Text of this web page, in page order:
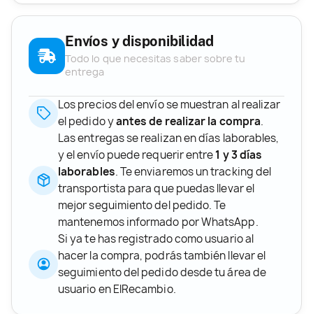
Envíos y disponibilidad
Todo lo que necesitas saber sobre tu
entrega
Los precios del envío se muestran al realizar
el pedido yantes de realizar la compra.
Las entregas se realizan en días laborables,
y el envío puede requerir entre1 y 3 días
laborables. Te enviaremos un tracking del
transportista para que puedas llevar el
mejor seguimiento del pedido. Te
mantenemos informado por WhatsApp.
Si ya te has registrado como usuario al
hacer la compra, podrás también llevar el
seguimiento del pedido desde tu área de
usuario en ElRecambio.